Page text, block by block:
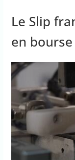
Le Slip
en bourse